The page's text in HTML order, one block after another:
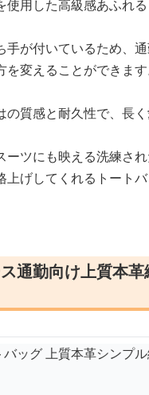
使用した高級感あふれ
手が付いているため、
変えることができます
の質感と耐久性で、長
ーツにも映える洗練さ
上げしてくれるトート
通勤向け上質本